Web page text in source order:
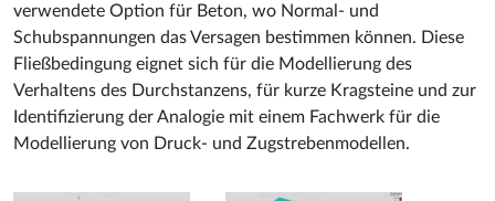
verwendete Option für Beton, wo Normal- und
Schubspannungen das Versagen bestimmen können. Diese
Fließbedingung eignet sich für die Modellierung des
Verhaltens des Durchstanzens, für kurze Kragsteine und zur
Identifizierung der Analogie mit einem Fachwerk für die
Modellierung von Druck- und Zugstrebenmodellen.